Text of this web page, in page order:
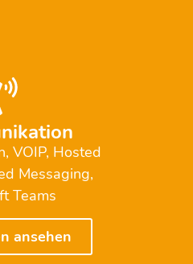
VOIP, Hosted
Messaging,
Teams
ansehen